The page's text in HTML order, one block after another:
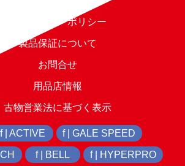
プライバシーポリシー
製品保証について
お問合せ
用品店情報
古物営業法に基づく表示
f | ACTIVE f | GALE SPEED
f | BELL f | HYPERPRO